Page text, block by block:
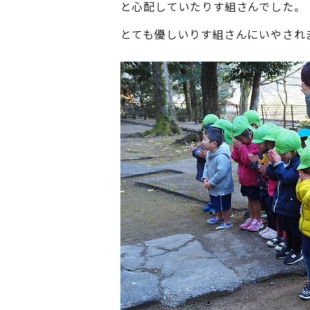
と心配していたりす組さんでした。
とても優しいりす組さんにいやさ